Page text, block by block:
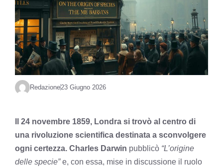
Redazione23 Giugno 2026
Il 24 novembre 1859, Londra si trovò al centro di
una rivoluzione scientifica destinata a sconvolgere
ogni certezza. Charles Darwin pubblicò “L’origine
delle specie”e, con essa, mise in discussione il ruolo